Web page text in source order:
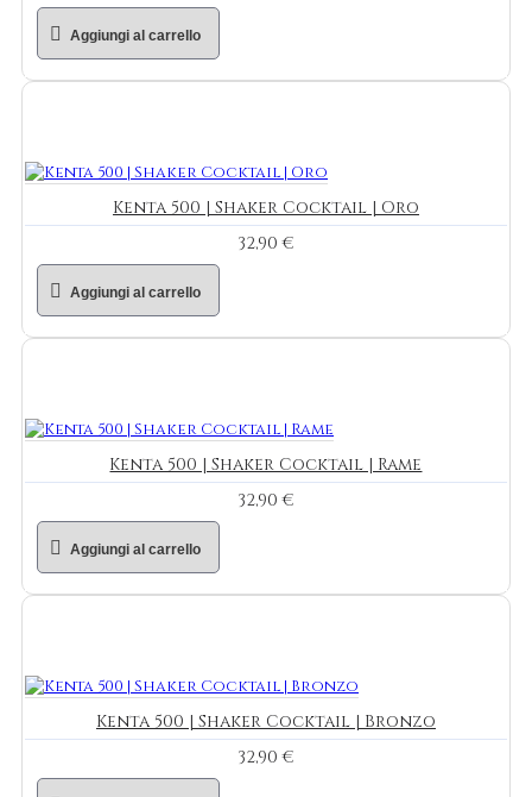
Aggiungi al carrello
Kenta 500 | Shaker Cocktail | Oro
32,90 €
Aggiungi al carrello
Kenta 500 | Shaker Cocktail | Rame
32,90 €
Aggiungi al carrello
Kenta 500 | Shaker Cocktail | Bronzo
32,90 €